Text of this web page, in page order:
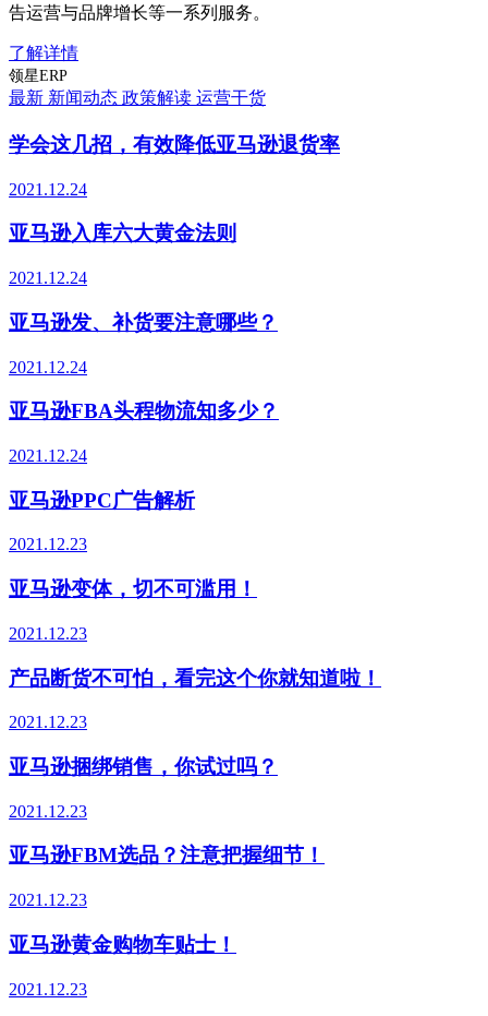
告运营与品牌增长等一系列服务。
了解详情
领星ERP
最新 新闻动态 政策解读 运营干货
学会这几招，有效降低亚马逊退货率
2021.12.24
亚马逊入库六大黄金法则
2021.12.24
亚马逊发、补货要注意哪些？
2021.12.24
亚马逊FBA头程物流知多少？
2021.12.24
亚马逊PPC广告解析
2021.12.23
亚马逊变体，切不可滥用！
2021.12.23
产品断货不可怕，看完这个你就知道啦！
2021.12.23
亚马逊捆绑销售，你试过吗？
2021.12.23
亚马逊FBM选品？注意把握细节！
2021.12.23
亚马逊黄金购物车贴士！
2021.12.23